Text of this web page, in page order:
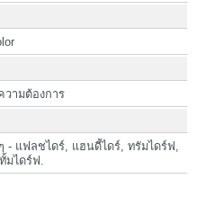
วามต้องการ
- แฟลชไดร์, แฮนดี้ไดร์, ทรัมไดร์ฟ,
มไดร์ฟ.